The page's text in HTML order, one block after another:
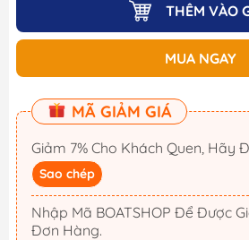
THÊM VÀO
MUA NGAY
MÃ GIẢM GIÁ
Giảm 7% Cho Khách Quen, Hãy
Sao chép
Nhập Mã BOATSHOP Để Được
Đơn Hàng.